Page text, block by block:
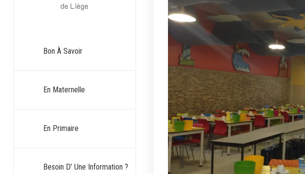
de Liège
Bon À Savoir
En Maternelle
En Primaire
Besoin D’ Une Information ?